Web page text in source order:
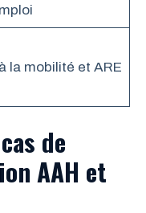
la mobilité et ARE
de
AAH et